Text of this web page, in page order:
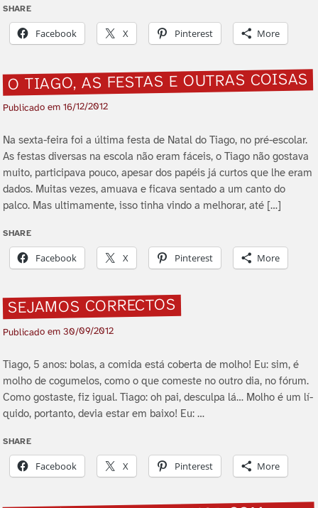
SHARE
Facebook X Pinterest More
O TIAGO, AS FESTAS E OUTRAS COISAS
Publicado em16/12/2012
Na sexta-feira foi a última festa de Natal do Tiago, no pré-escolar.
As festas diversas na escola não eram fáceis, o Tiago não gostava
muito, participava pouco, apesar dos papéis já curtos que lhe eram
dados. Muitas vezes, amuava e ficava sentado a um canto do
palco. Mas ultimamente, isso tinha vindo a melhorar, até […]
SHARE
Facebook X Pinterest More
SEJAMOS CORRECTOS
Publicado em30/09/2012
Tiago, 5 anos: bolas, a comida está coberta de molho! Eu: sim, é
molho de cogumelos, como o que comeste no outro dia, no fórum.
Como gostaste, fiz igual. Tiago: oh pai, desculpa lá… Molho é um lí­
quido, portanto, devia estar em baixo! Eu: …
SHARE
Facebook X Pinterest More